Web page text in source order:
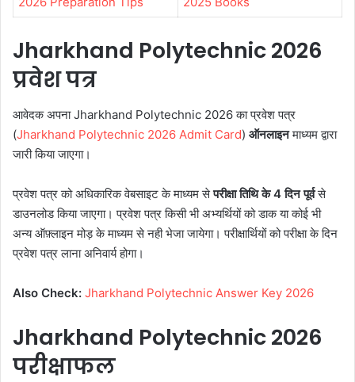
Jharkhand Polytechnic 2026
प्रवेश पत्र
आवेदक अपना Jharkhand Polytechnic 2026 का प्रवेश पत्र
(Jharkhand Polytechnic 2026 Admit Card) ऑनलाइनमाध्यम द्वारा
जारी किया जाएगा।
प्रवेश पत्र को अधिकारिक वेबसाइट के माध्यम सेपरीक्षा तिथि के 4 दिन पूर्वसे
डाउनलोड किया जाएगा। प्रवेश पत्र किसी भी अभ्यर्थियों को डाक या कोई भी
अन्य ऑफ़्लाइन मोड़ के माध्यम से नही भेजा जायेगा। परीक्षार्थियों को परीक्षा के दिन
प्रवेश पत्र लाना अनिवार्य होगा।
Also Check: Jharkhand Polytechnic Answer Key 2026
Jharkhand Polytechnic 2026
परीक्षाफल